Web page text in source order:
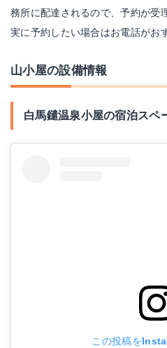
務所に配達されるので、予約が受
実に予約したい場合はお電話がお
山小屋の設備情報
白馬鑓温泉小屋の宿泊スペ
この投稿を